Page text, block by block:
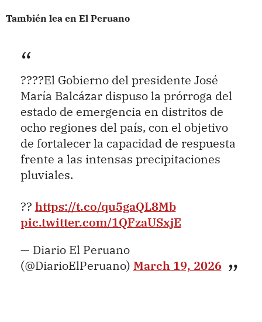
También lea en El Peruano
????El Gobierno del presidente José
María Balcázar dispuso la prórroga del
estado de emergencia en distritos de
ocho regiones del país, con el objetivo
de fortalecer la capacidad de respuesta
frente a las intensas precipitaciones
pluviales.
?? https://t.co/qu5gaQL8Mb
pic.twitter.com/1QFzaUSxjE
— Diario El Peruano
(@DiarioElPeruano) March 19, 2026